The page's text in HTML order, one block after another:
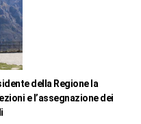
della Regione la
e l’assegnazione dei